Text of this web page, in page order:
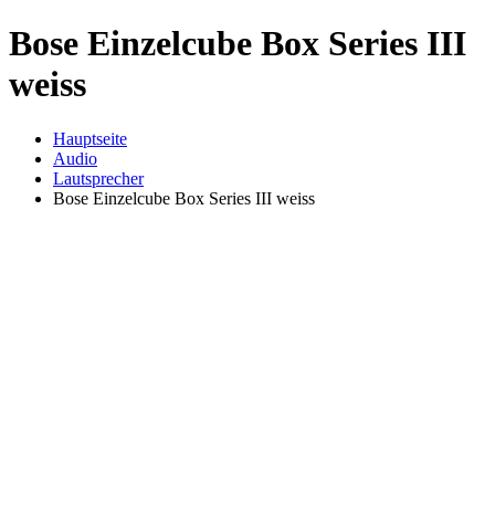
Bose Einzelcube Box Series III
weiss
Hauptseite
Audio
Lautsprecher
Bose Einzelcube Box Series III weiss